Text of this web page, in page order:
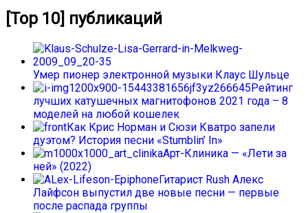
[Top 10] публикаций
Умер пионер электронной музыки Клаус Шульце
Рейтинг
лучших катушечных магнитофонов 2021 года – 8
моделей на любой кошелек
Как Крис Норман и Сюзи Кватро запели
дуэтом? История песни «Stumblin’ In»
Арт-Клиника — «Лети за
ней» (2022)
Гитарист Rush Алекс
Лайфсон выпустил две новые песни — первые
после распада группы